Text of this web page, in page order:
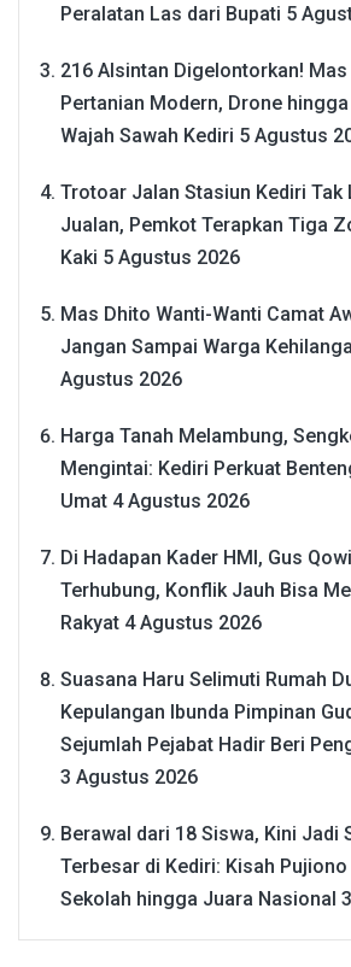
Peralatan Las dari Bupati 5
216 Alsintan Digelontorkan!
Pertanian Modern, Drone
Wajah Sawah Kediri 5 Agustus
Trotoar Jalan Stasiun Kediri Tak
Jualan, Pemkot Terapkan Tiga
Kaki 5 Agustus 2026
Mas Dhito Wanti-Wanti Camat
Jangan Sampai Warga
Agustus 2026
Harga Tanah Melambung,
Mengintai: Kediri Perkuat
Umat 4 Agustus 2026
Di Hadapan Kader HMI, Gus
Terhubung, Konflik Jauh Bisa
Rakyat 4 Agustus 2026
Suasana Haru Selimuti Rumah
Kepulangan Ibunda Pimpinan
Sejumlah Pejabat Hadir Beri
3 Agustus 2026
Berawal dari 18 Siswa, Kini Jadi
Terbesar di Kediri: Kisah
Sekolah hingga Juara Nasional